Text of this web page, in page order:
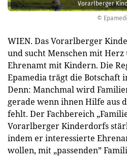
©
Vorarlberger
WIEN. Das Vorarlberger
und sucht Menschen mit
Ehrenamt mit Kindern. Die
Epamedia trägt die Botschaft
Denn: Manchmal wird
gerade wenn ihnen Hilfe aus
fehlt. Der Fachbereich
Vorarlberger Kinderdorfs
indem er interessierte
wollen, mit „passenden”